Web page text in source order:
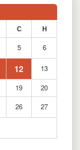
С Н
5 6
12 13
19 20
26 27